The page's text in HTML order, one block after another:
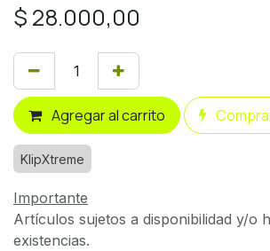
$ 28.000,00
Agregar al carrito
KlipXtreme
Importante
Artículos sujetos a disponibilidad y/o
existencias.